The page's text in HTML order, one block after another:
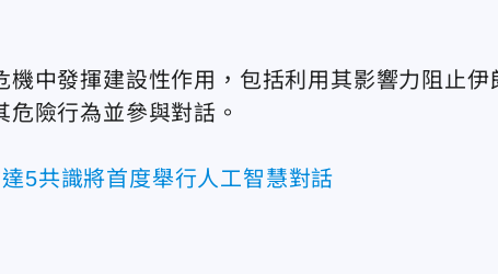
中發揮建設性作用，包括利用其影響力阻止伊
險行為並參與對話。
5共識將首度舉行人工智慧對話